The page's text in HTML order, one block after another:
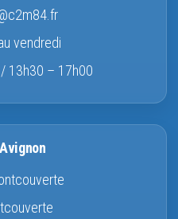
vendredi
13h30 – 17h00